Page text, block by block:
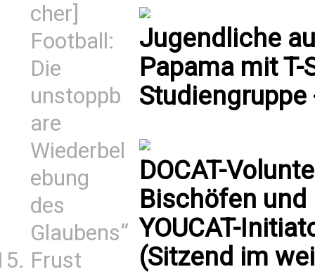
cher]
Football:
Die
unstoppb
are
Wiederbel
ebung
des
Glaubens“
Frust
Jugendliche
Papama mit T-
Studiengruppe
DOCAT-
Bischöfen
YOUCAT-
(Sitzend im